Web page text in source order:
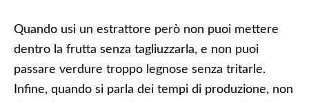
Quando usi un estrattore però non puoi mettere
dentro la frutta senza tagliuzzarla, e non puoi
passare verdure troppo legnose senza tritarle.
Infine, quando si parla dei tempi di produzione, non